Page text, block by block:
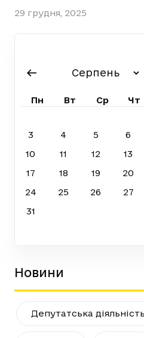
29 грудня, 2025
Пн Вт Ср Чт
3
4 5 6
10
11 12 13
17
18 19 20
24
25 26 27
31
Новини
Депутатська діяльність